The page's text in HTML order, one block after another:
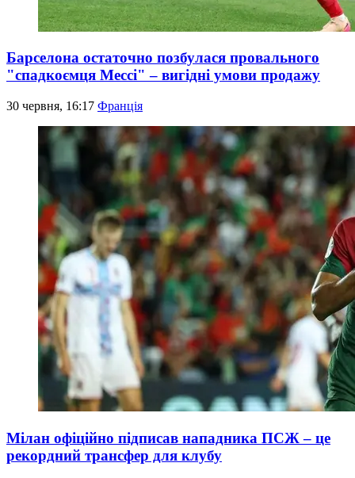
Барселона остаточно позбулася провального
"спадкоємця Мессі" – вигідні умови продажу
30 червня, 16:17 Франція
Мілан офіційно підписав нападника ПСЖ – це
рекордний трансфер для клубу